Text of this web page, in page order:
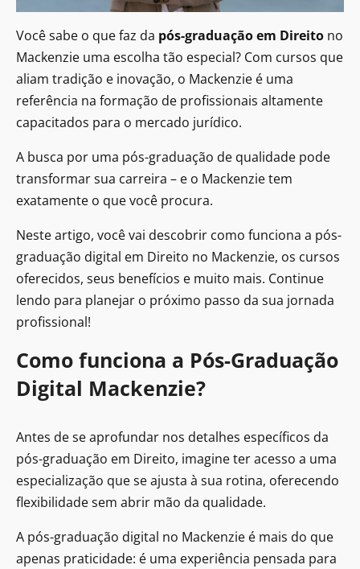
Você sabe o que faz da pós-graduação em Direito no
Mackenzie uma escolha tão especial? Com cursos que
aliam tradição e inovação, o Mackenzie é uma
referência na formação de profissionais altamente
capacitados para o mercado jurídico.
A busca por uma pós-graduação de qualidade pode
transformar sua carreira – e o Mackenzie tem
exatamente o que você procura.
Neste artigo, você vai descobrir como funciona a pós-
graduação digital em Direito no Mackenzie, os cursos
oferecidos, seus benefícios e muito mais. Continue
lendo para planejar o próximo passo da sua jornada
profissional!
Como funciona a Pós-Graduação
Digital Mackenzie?
Antes de se aprofundar nos detalhes específicos da
pós-graduação em Direito, imagine ter acesso a uma
especialização que se ajusta à sua rotina, oferecendo
flexibilidade sem abrir mão da qualidade.
A pós-graduação digital no Mackenzie é mais do que
apenas praticidade: é uma experiência pensada para